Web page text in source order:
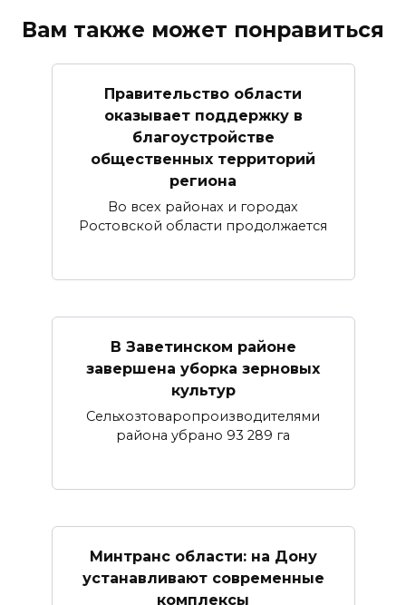
Вам также может понравиться
Правительство области
оказывает поддержку в
благоустройстве
общественных территорий
региона
Во всех районах и городах
Ростовской области продолжается
В Заветинском районе
завершена уборка зерновых
культур
Сельхозтоваропроизводителями
района убрано 93 289 га
Минтранс области: на Дону
устанавливают современные
комплексы